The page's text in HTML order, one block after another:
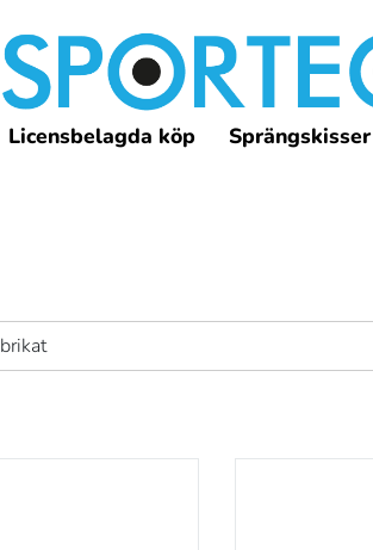
Licensbelagda köp Sprängskisser